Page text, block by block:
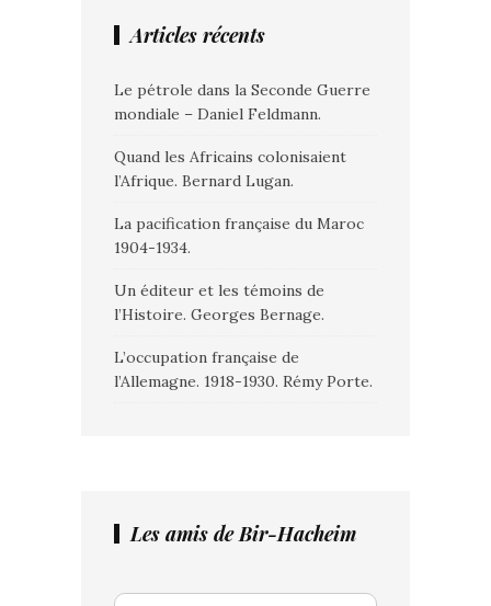
Articles récents
Le pétrole dans la Seconde Guerre
mondiale – Daniel Feldmann.
Quand les Africains colonisaient
l’Afrique. Bernard Lugan.
La pacification française du Maroc
1904-1934.
Un éditeur et les témoins de
l’Histoire. Georges Bernage.
L’occupation française de
l’Allemagne. 1918-1930. Rémy Porte.
Les amis de Bir-Hacheim